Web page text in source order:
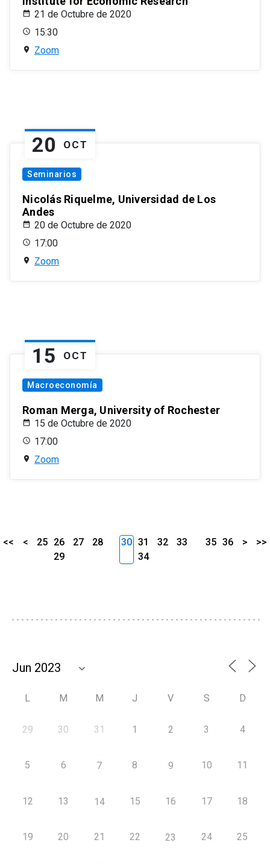
21 de Octubre de 2020
15:30
Zoom
20 OCT
Seminarios
Nicolás Riquelme, Universidad de Los
Andes
20 de Octubre de 2020
17:00
Zoom
15 OCT
Macroeconomía
Roman Merga, University of Rochester
15 de Octubre de 2020
17:00
Zoom
<< < 25 26 27
28
29
30 31 32
33
34
35 36 > >>
L M M J V S D
29 30 31 1 2 3 4
5 6 7 8 9 10 11
12 13 14 15 16 17 18
19 20 21 22 23 24 25